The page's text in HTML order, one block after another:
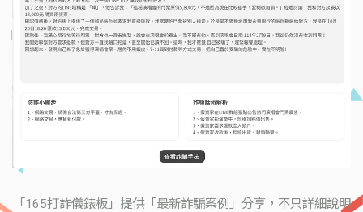
「165打詐儀錶板」提供「最新詐騙案例」分享，不只詳細說明